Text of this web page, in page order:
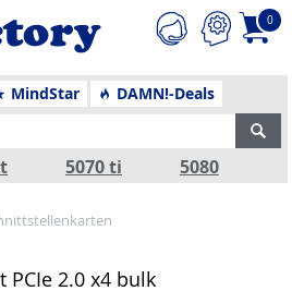
0
MindStar DAMN!-Deals
5070 ti 5080
PCIe 2.0 x4 bulk